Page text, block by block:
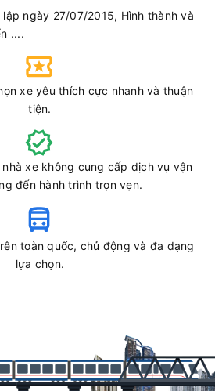
ngày 27/07/2015, Hình thành và
....
xe yêu thích cực nhanh và thuận
tiện.
nhà xe không cung cấp dịch vụ vận
đến hành trình trọn vẹn.
toàn quốc, chủ động và đa dạng
lựa chọn.